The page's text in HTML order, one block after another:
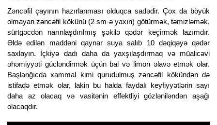
Zəncəfil çayının hazırlanması olduqca sadədir. Çox da böyük
olmayan zəncəfil kökünü (2 sm-ə yaxın) götürmək, təmizləmək,
sürtgəcdən narınlaşdırılmış şəkilə qədər keçirmək lazımdır.
Əldə edilən maddəni qaynar suya salıb 10 dəqiqəyə qədər
saxlayın. İçkiyə dadı daha da yaxşılaşdırmaq və müalicəvi
əhəmiyyəti gücləndirmək üçün bal və limon əlavə etmək olar.
Başlanğıcda xammal kimi qurudulmuş zəncəfil kökündən də
istifadə etmək olar, lakin bu halda faydalı keyfiyyətlərin sayı
daha az olacaq və vasitənin effektliyi gözləniləndən aşağı
olacaqdır.